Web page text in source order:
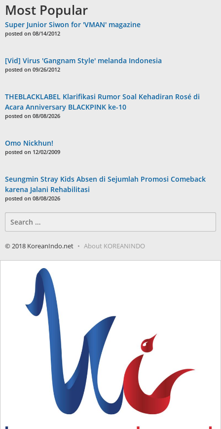
Most Popular
Super Junior Siwon for 'VMAN' magazine
posted on 08/14/2012
[Vid] Virus 'Gangnam Style' melanda Indonesia
posted on 09/26/2012
THEBLACKLABEL Klarifikasi Rumor Soal Kehadiran Rosé di
Acara Anniversary BLACKPINK ke-10
posted on 08/08/2026
Omo Nickhun!
posted on 12/02/2009
Seungmin Stray Kids Absen di Sejumlah Promosi Comeback
karena Jalani Rehabilitasi
posted on 08/08/2026
for:
© 2018 KoreanIndo.net About KOREANINDO